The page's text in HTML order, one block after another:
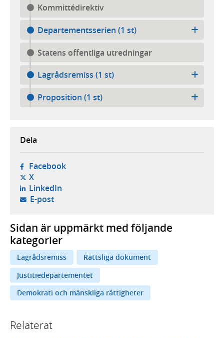
Kommittédirektiv
Departementsserien (1 st)
Statens offentliga utredningar
Lagrådsremiss (1 st)
Proposition (1 st)
Dela
Facebook- öppnas i ny flik, extern webbplats,
X- öppnas i ny flik, extern webbplats,
LinkedIn- öppnas i ny flik, extern webbplats,
E-post- öppnar din e-postklient,
Sidan är uppmärkt med följande
kategorier
Lagrådsremiss
Rättsliga dokument
Justitiedepartementet
Demokrati och mänskliga rättigheter
Relaterat